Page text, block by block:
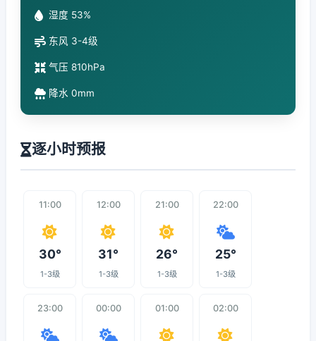
湿度 53%
东风 3-4级
气压 810hPa
降水 0mm
逐小时预报
11:00
30°
1-3级
12:00
31°
1-3级
21:00
26°
1-3级
22:00
25°
1-3级
23:00 00:00 01:00 02:00